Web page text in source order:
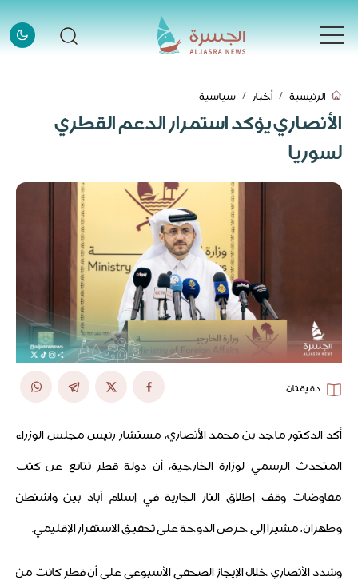
الرئيسية
الأخبار
الأخبار
قادة وملهمون
قادة وملهمون
اتصل بنا
اتصل بنا
الرئيسية أخبار سياسية
الأنصاري يؤكد استمرار الدعم القطري
لسوريا
دقيقتان
أكد الدكتور ماجد بن محمد الأنصاري، مستشار رئيس مجلس الوزراء
المتحدث الرسمي لوزارة الخارجية، أن دولة قطر تتابع عن كثب
مفاوضات وقف إطلاق النار الجارية في إسلام آباد بين واشنطن
وطهران، مشيرا إلى حرص الدوحة على تحقيق الاستقرار الإقليمي.
وشدد الأنصاري خلال الإيجاز الصحفي الأسبوعي على أن قطر كانت من